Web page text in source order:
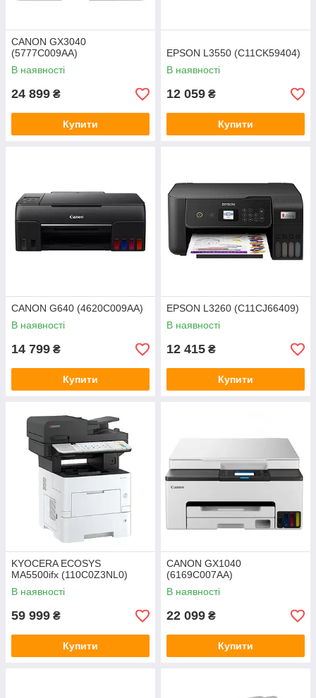
CANON GX3040
(5777C009AA)
В наявності
24 899 ₴
Купити
EPSON L3550 (C11CK59404)
В наявності
12 059 ₴
Купити
CANON G640 (4620C009AA)
В наявності
14 799 ₴
Купити
EPSON L3260 (C11CJ66409)
В наявності
12 415 ₴
Купити
KYOCERA ECOSYS
MA5500ifx (110C0Z3NL0)
В наявності
59 999 ₴
Купити
CANON GX1040
(6169C007AA)
В наявності
22 099 ₴
Купити